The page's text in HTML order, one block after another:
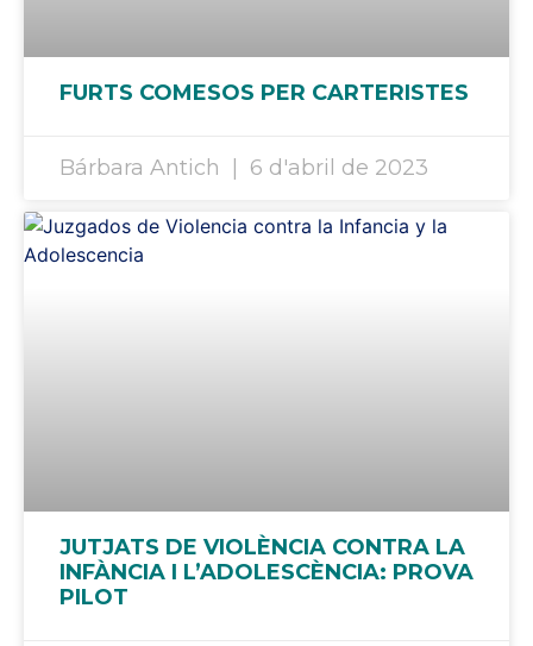
FURTS COMESOS PER CARTERISTES
Bárbara Antich 6 d'abril de 2023
JUTJATS DE VIOLÈNCIA CONTRA LA
INFÀNCIA I L’ADOLESCÈNCIA: PROVA
PILOT